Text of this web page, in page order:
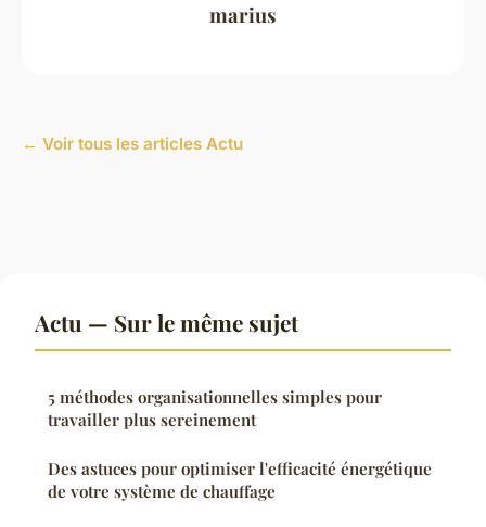
marius
← Voir tous les articles Actu
Actu — Sur le même sujet
5 méthodes organisationnelles simples pour
travailler plus sereinement
Des astuces pour optimiser l'efficacité énergétique
de votre système de chauffage